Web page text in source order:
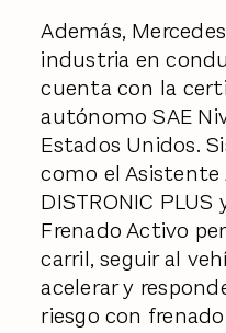
Además,
industria en
cuenta con la
autónomo SAE
Estados Unidos.
como el
DISTRONIC
Frenado Activo
carril, seguir al
acelerar y
riesgo con